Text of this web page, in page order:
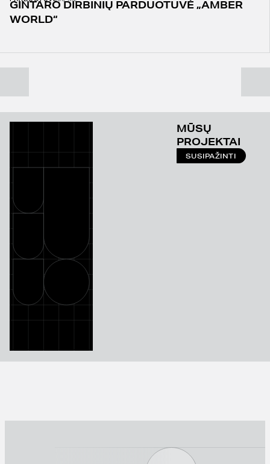
GINTARO DIRBINIŲ PARDUOTUVĖ „AMBER
WORLD“
MŪSŲ
PROJEKTAI
SUSIPAŽINTI